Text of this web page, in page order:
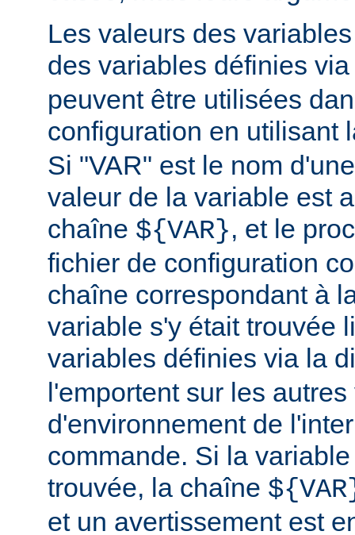
Les valeurs des
des variables définies
peuvent être utilisées
configuration en utilisant
Si "VAR" est le nom
valeur de la variable est
chaîne ${VAR}, et le
fichier de configuration
chaîne correspondant à
variable s'y était trouvée
variables définies via la
l'emportent sur les
d'environnement de
commande. Si la
trouvée, la chaîne
et un avertissement est